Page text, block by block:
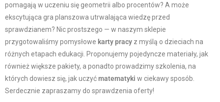
pomagają w uczeniu się geometrii albo procentów? A może
ekscytująca gra planszowa utrwalająca wiedzę przed
sprawdzianem? Nic prostszego — w naszym sklepie
przygotowaliśmy pomysłowe karty pracy z myślą o dzieciach na
różnych etapach edukacji. Proponujemy pojedyncze materiały, jak
również większe pakiety, a ponadto prowadzimy szkolenia, na
których dowiesz się, jak uczyćmatematyki w ciekawy sposób.
Serdecznie zapraszamy do sprawdzenia oferty!